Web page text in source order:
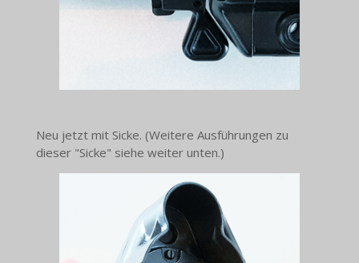
Neu jetzt mit Sicke. (Weitere Ausführungen zu
dieser "Sicke" siehe weiter unten.)